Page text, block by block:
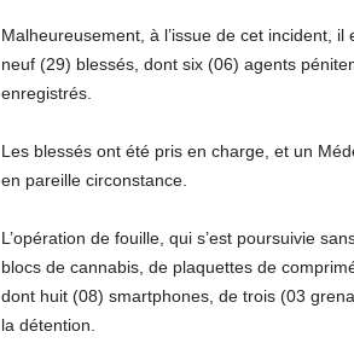
Malheureusement, à l’issue de cet incident,
neuf (29) blessés, dont six (06) agents
enregistrés.
Les blessés ont été pris en charge, et un
en pareille circonstance.
L’opération de fouille, qui s’est poursuivie
blocs de cannabis, de plaquettes de
dont huit (08) smartphones, de trois (03
la détention.